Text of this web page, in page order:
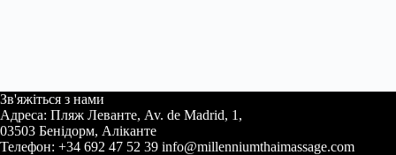
Зв'яжіться з нами
Адреса: Пляж Леванте, Av. de Madrid, 1,
03503 Бенідорм, Аліканте
Телефон: +34 692 47 52 39 info@millenniumthaimassage.com